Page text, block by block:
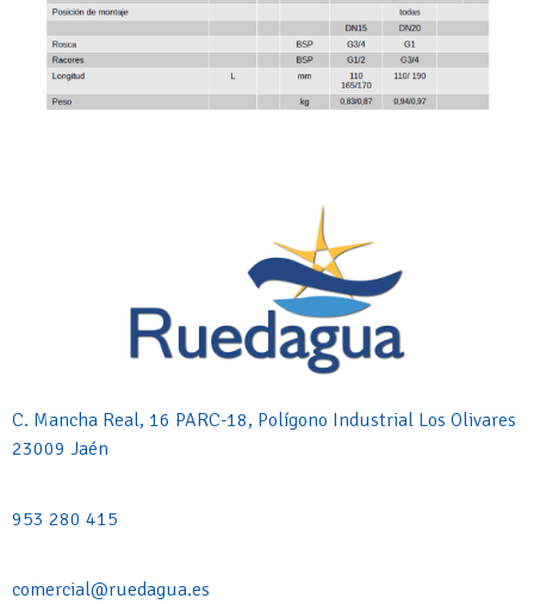
C. Mancha Real, 16 PARC-18, Polígono Industrial Los Olivares
23009 Jaén
953 280 415
comercial@ruedagua.es